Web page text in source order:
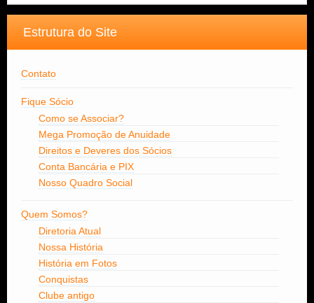
Estrutura do Site
Contato
Fique Sócio
Como se Associar?
Mega Promoção de Anuidade
Direitos e Deveres dos Sócios
Conta Bancária e PIX
Nosso Quadro Social
Quem Somos?
Diretoria Atual
Nossa História
História em Fotos
Conquistas
Clube antigo